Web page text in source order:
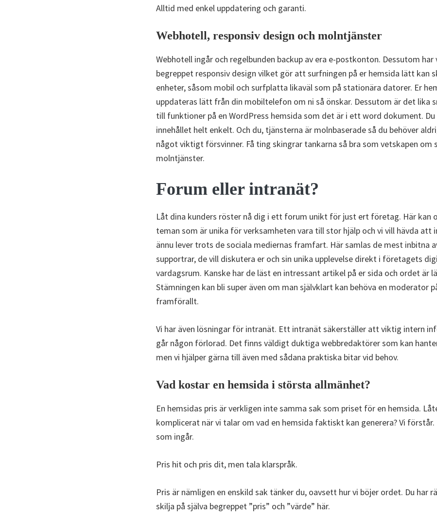
Alltid med enkel uppdatering och garanti.
Webhotell, responsiv design och molntjänster
Webhotell ingår och regelbunden backup av era e-postkonton. Dessutom har
begreppet responsiv design vilket gör att surfningen på er hemsida lätt kan
enheter, såsom mobil och surfplatta likaväl som på stationära datorer. Er
uppdateras lätt från din mobiltelefon om ni så önskar. Dessutom är det lika
till funktioner på en WordPress hemsida som det är i ett word dokument. Du
innehållet helt enkelt. Och du, tjänsterna är molnbaserade så du behöver
något viktigt försvinner. Få ting skingrar tankarna så bra som vetskapen om
molntjänster.
Forum eller intranät?
Låt dina kunders röster nå dig i ett forum unikt för just ert företag. Här kan
teman som är unika för verksamheten vara till stor hjälp och vi vill hävda att
ännu lever trots de sociala mediernas framfart. Här samlas de mest inbitna
supportrar, de vill diskutera er och sin unika upplevelse direkt i företagets
vardagsrum. Kanske har de läst en intressant artikel på er sida och ordet är
Stämningen kan bli super även om man självklart kan behöva en moderator
framförallt.
Vi har även lösningar för intranät. Ett intranät säkerställer att viktig intern
går någon förlorad. Det finns väldigt duktiga webbredaktörer som kan
men vi hjälper gärna till även med sådana praktiska bitar vid behov.
Vad kostar en hemsida i största allmänhet?
En hemsidas pris är verkligen inte samma sak som priset för en hemsida.
komplicerat när vi talar om vad en hemsida faktiskt kan generera? Vi förstår.
som ingår.
Pris hit och pris dit, men tala klarspråk.
Pris är nämligen en enskild sak tänker du, oavsett hur vi böjer ordet. Du har
skilja på själva begreppet ”pris” och ”värde” här.